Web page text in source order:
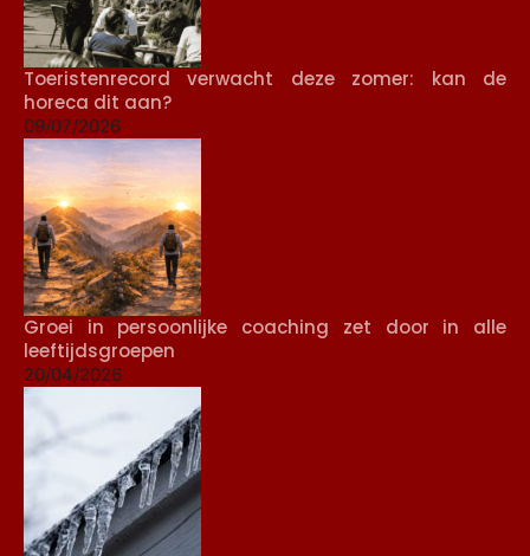
Toeristenrecord verwacht deze zomer: kan de
horeca dit aan?
09/07/2026
Groei in persoonlijke coaching zet door in alle
leeftijdsgroepen
20/04/2026